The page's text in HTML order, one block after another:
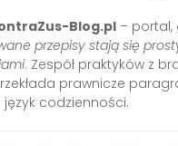
Blog.pl – portal,
przepisy stają się
. Zespół praktyków z
prawnicze
język codzienności.